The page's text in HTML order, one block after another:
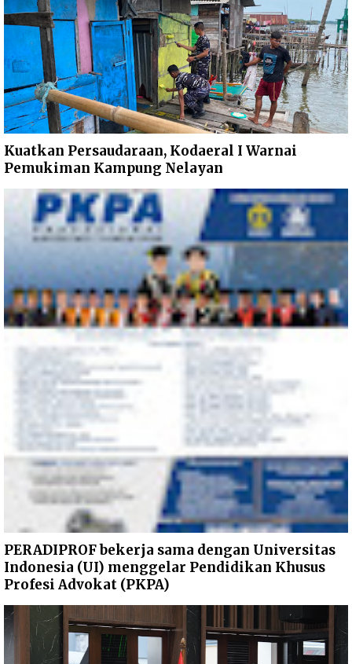
Kuatkan Persaudaraan, Kodaeral I Warnai
Pemukiman Kampung Nelayan ‎
PERADIPROF bekerja sama dengan Universitas
Indonesia (UI) menggelar Pendidikan Khusus
Profesi Advokat (PKPA)